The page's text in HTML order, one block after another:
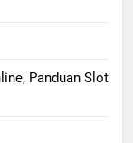
Panduan Slot